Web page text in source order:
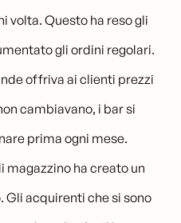
volta. Questo ha reso gli
gli ordini regolari.
offriva ai clienti prezzi
cambiavano, i bar si
prima ogni mese.
magazzino ha creato un
Gli acquirenti che si sono